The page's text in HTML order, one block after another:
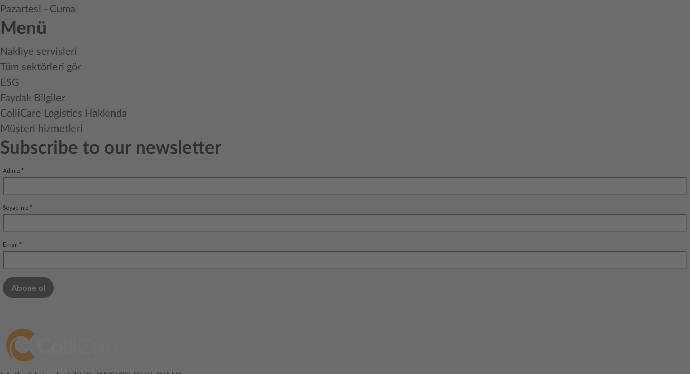
Pazartesi - Cuma
Menü
Nakliye servisleri
Tüm sektörleri gör
ESG
Faydalı Bilgiler
ColliCare Logistics Hakkında
Müşteri hizmetleri
Subscribe to our newsletter